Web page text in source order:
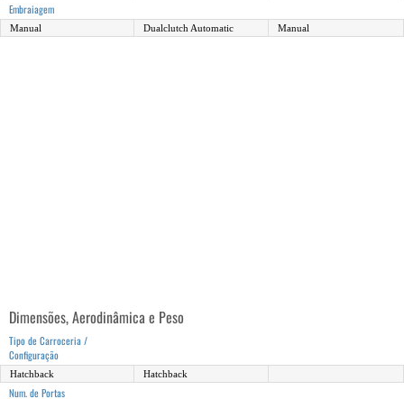
Embraiagem
Manual Dualclutch Automatic Manual
Dimensões, Aerodinâmica e Peso
Tipo de Carroceria /
Configuração
Hatchback Hatchback
Num. de Portas